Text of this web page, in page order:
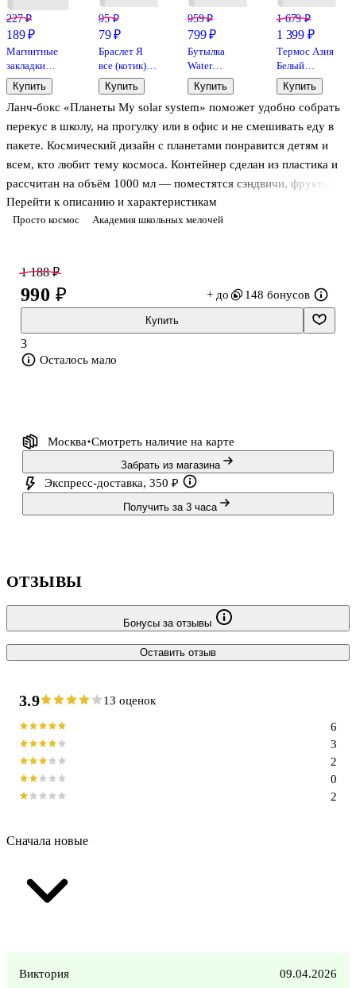
Просто космос Академия школьных мелочей
Ланч-бокс «Планеты My solar system» поможет удобно собрать
перекус в школу, на прогулку или в офис и не смешивать еду в
пакете. Космический дизайн с планетами понравится детям и
всем, кто любит тему космоса. Контейнер сделан из пластика и
рассчитан на объём 1000 мл — поместятся сэндвичи, фрукты,
салат или домашний обед. Крышка плотно закрывается, поэтому
ланч-бокс удобно брать с собой и хранить в рюкзаке или сумке.
Перейти к описанию и характеристикам
227 ₽
189 ₽
Магнитные
закладки
Аниме Лица
(6шт)
Купить
95 ₽
79 ₽
Браслет Я
все (котик)
(бежевый)
(силикон)
(20,2 см)
Купить
959 ₽
799 ₽
Бутылка
Water
(пластик)
(400мл) (12-
07664-1191)
Bookvalno
Купить
1 679 ₽
1 399 ₽
Термос Азия
Белый
журавль
(металл) (500
мл),
Bookvalno
Купить
1 188 ₽
990 ₽ + до 148 бонусов
Купить
3
Осталось мало
Москва Смотреть наличие на карте
Забрать из магазина
Экспресс-доставка, 350 ₽
Получить за 3 часа
ОТЗЫВЫ
Бонусы за отзывы
Оставить отзыв
3.9 13 оценок
2
0
2
3
6
Сначала новые
Виктория 09.04.2026